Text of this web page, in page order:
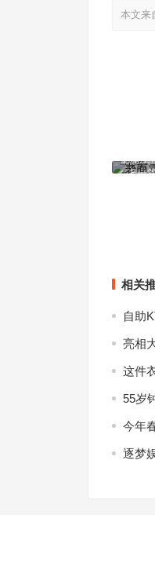
本文来
上一
全新上
相关
自助
亮相
这件
55岁
今年
逐梦